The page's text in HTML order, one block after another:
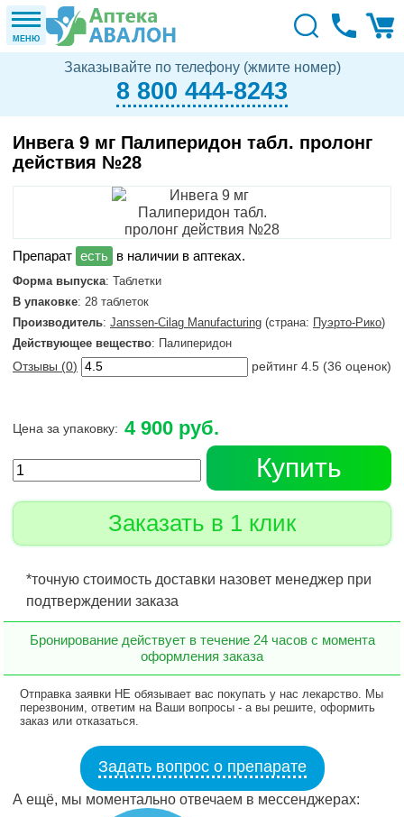
МЕНЮ
Заказывайте по телефону (жмите номер)
8 800 444-8243
Инвега 9 мг Палиперидон табл. пролонг
действия №28
в наличии в аптеках.
Форма выпуска: Таблетки
В упаковке: 28 таблеток
Производитель: Janssen-Cilag Manufacturing (страна: Пуэрто-Рико)
Действующее вещество: Палиперидон
Отзывы (0) рейтинг 4.5 (36 оценок)
Цена за упаковку: 4 900 руб.
Купить
Заказать в 1 клик
*точную стоимость доставки назовет менеджер при
подтверждении заказа
Бронирование действует в течение 24 часов с момента
оформления заказа
Отправка заявки НЕ обязывает вас покупать у нас лекарство. Мы
перезвоним, ответим на Ваши вопросы - а вы решите, оформить
заказ или отказаться.
Задать вопрос о препарате
А ещё, мы моментально отвечаем в мессенджерах: